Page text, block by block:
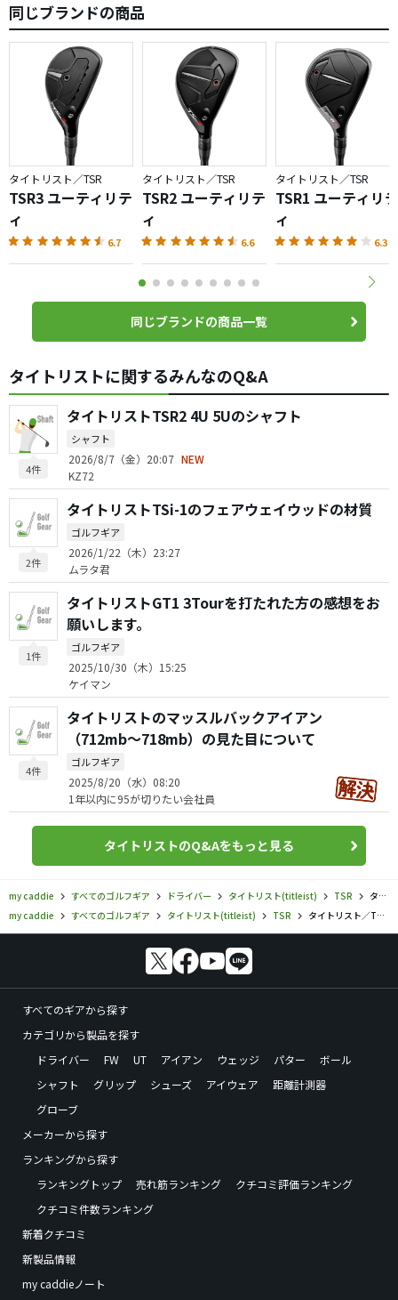
同じブランドの商品
タイトリスト／TSR
TSR3 ユーティリテ
ィ
6.7
タイトリスト／TSR
TSR2 ユーティリテ
ィ
6.6
タイトリスト／TSR
TSR1 ユーティリテ
ィ
6.3
同じブランドの商品一覧
タイトリストに関するみんなのQ&A
4件
タイトリストTSR2 4U 5Uのシャフト
シャフト
2026/8/7（金）20:07 NEW
KZ72
2件
タイトリストTSi-1のフェアウェイウッドの材質
ゴルフギア
2026/1/22（木）23:27
ムラタ君
1件
タイトリストGT1 3Tourを打たれた方の感想をお
願いします。
ゴルフギア
2025/10/30（木）15:25
ケイマン
4件
タイトリストのマッスルバックアイアン
（712mb〜718mb）の見た目について
ゴルフギア
2025/8/20（水）08:20
1年以内に95が切りたい会社員
タイトリストのQ&Aをもっと見る
my caddie すべてのゴルフギア ドライバー タイトリスト(titleist) TSR
タイトリスト／TSR／TSR2 ドライバーの口コミ評価
my caddie
すべてのゴルフギア タイトリスト(titleist) TSR タイトリスト／TSR／TSR2 ドライバーの口コミ評価
すべてのギアから探す
カテゴリから製品を探す
ドライバー
FW UT アイアン ウェッジ パター
ボール
シャフト
グリップ シューズ アイウェア
距離計測器
グローブ
メーカーから探す
ランキングから探す
ランキングトップ
売れ筋ランキング
クチコミ評価ランキング
クチコミ件数ランキング
新着クチコミ
新製品情報
my caddieノート